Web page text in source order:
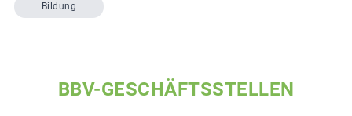
Bildung
BBV-GESCHÄFTSSTELLEN